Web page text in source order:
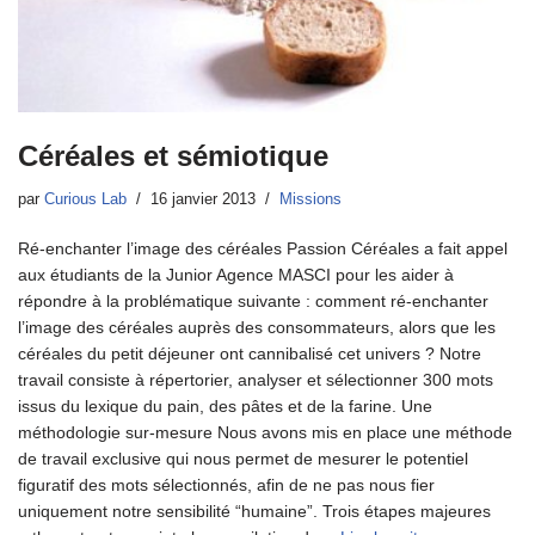
Céréales et sémiotique
par Curious Lab 16 janvier 2013 Missions
Ré-enchanter l’image des céréales Passion Céréales a fait appel
aux étudiants de la Junior Agence MASCI pour les aider à
répondre à la problématique suivante : comment ré-enchanter
l’image des céréales auprès des consommateurs, alors que les
céréales du petit déjeuner ont cannibalisé cet univers ? Notre
travail consiste à répertorier, analyser et sélectionner 300 mots
issus du lexique du pain, des pâtes et de la farine. Une
méthodologie sur-mesure Nous avons mis en place une méthode
de travail exclusive qui nous permet de mesurer le potentiel
figuratif des mots sélectionnés, afin de ne pas nous fier
uniquement notre sensibilité “humaine”. Trois étapes majeures